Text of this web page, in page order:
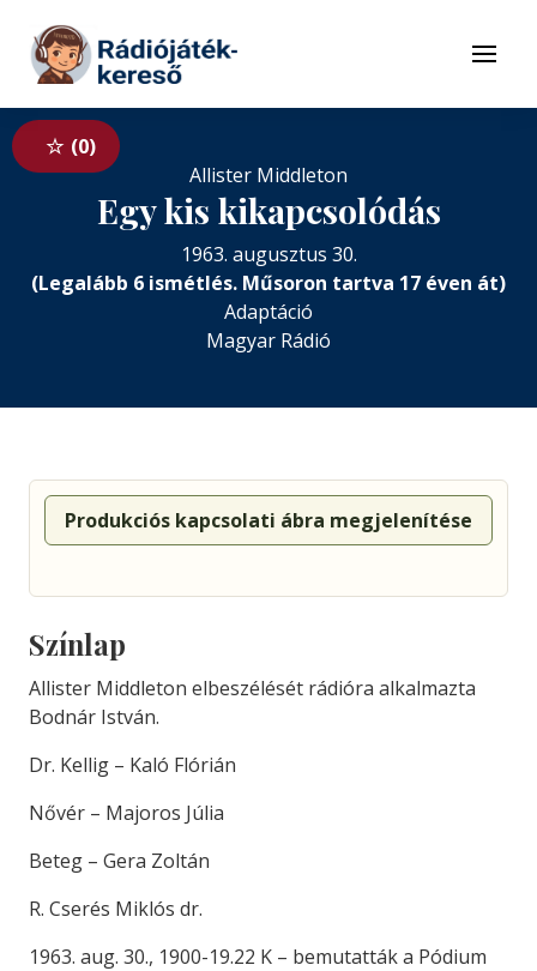
Tovább a tartalomhoz
Menü
0
Allister Middleton
Egy kis kikapcsolódás
1963. augusztus 30.
(Legalább 6 ismétlés. Műsoron tartva 17 éven át)
Adaptáció
Magyar Rádió
Produkciós kapcsolati ábra megjelenítése
Színlap
Allister Middleton elbeszélését rádióra alkalmazta
Bodnár István.
Dr. Kellig – Kaló Flórián
Nővér – Majoros Júlia
Beteg – Gera Zoltán
R. Cserés Miklós dr.
1963. aug. 30., 1900-19.22 K – bemutatták a Pódium